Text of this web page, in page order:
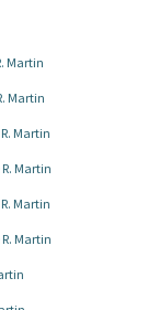
Martin
Martin
Martin
Martin
Martin
Martin